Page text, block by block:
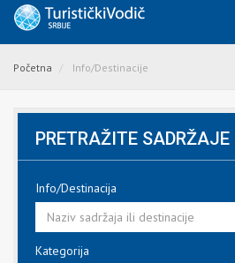
Početna Info/Destinacije
PRETRAŽITE SADRŽAJE
Info/Destinacija
Kategorija